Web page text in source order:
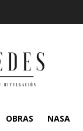
OBRAS NASA